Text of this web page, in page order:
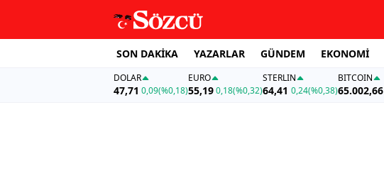
SON DAKİKA YAZARLAR GÜNDEM EKONOMİ
DOLAR
47,71 0,09(%0,18)
EURO
55,19 0,18(%0,32)
STERLIN
64,41 0,24(%0,38)
BITCOIN
65.002,66